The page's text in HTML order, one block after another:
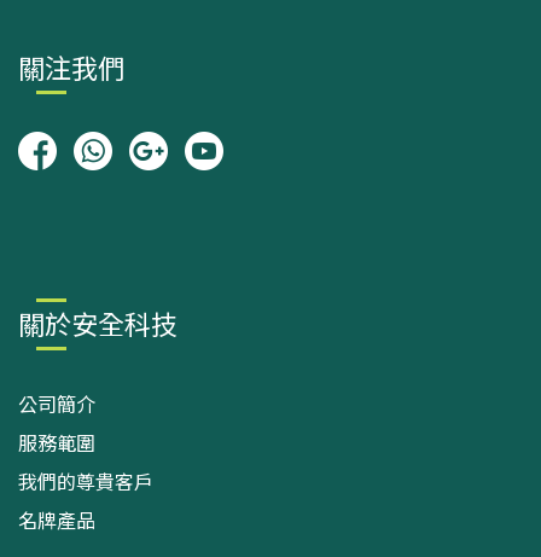
關注我們
關於安全科技
公司簡介
服務範圍
我們的尊貴客戶
名牌產品